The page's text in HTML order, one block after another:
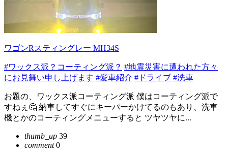
ワゴンRスティングレー MH34S
#ワックス派？コーティング派？ #地震災害に遭われた方々
にお見舞い申し上げます #愛車紹介 #ドライブ #洗車
お題の、ワックス派コーティング派 僕はコーティング派で
すねぇ🤔 納車してすぐにキーパーかけてるのもあり、洗車
機とかのコーティングメニューすると ツヤツヤに...
thumb_up 39
comment0